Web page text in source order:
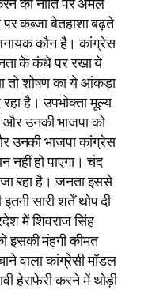
कब्जा बेतहाशा बढ़ते
कौन है। कांग्रेस
के कंधे पर रखा ये
तो शोषण का ये आंकड़ा
है। उपभोक्ता मूल्य
और उनकी भाजपा को
उनकी भाजपा कांग्रेस
नहीं हो पाएगा। चंद
जा रहा है। जनता इससे
सारी शर्तें थोप दी
में शिवराज सिंह
इसकी मंहगी कीमत
वाला कांग्रेसी मॉडल
हेराफेरी करने में थोड़ी